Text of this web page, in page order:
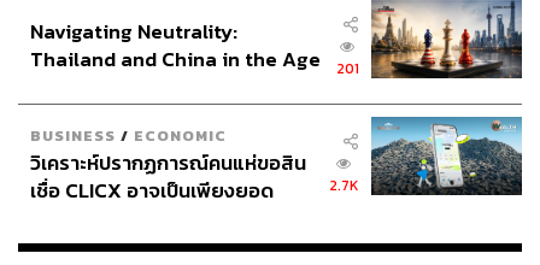
จึงกลายมาเป็นโครงการ ‘เด็กตื่นไฟ ปี 2’ ตอน ‘ทางเลือกใหม่
ไฟฟ้าจากพลังงานทดแทน จากขยะและชีวมวล ภายใต้ Core
Message Clean Energy for Life’ โครงการประกวดหนังสั้น
หรือคลิปไวรัลที่นำเอานิสิต นักศึกษา เยาวชนคนรุ่นใหม่ มา
เรียนรู้เรื่องพลังงานทดแทนผ่านกิจกรรมให้ความรู้ต่างๆ
อย่างการเข้าค่าย เยี่ยมชมโรงไฟฟ้าพลังงานขยะและโรง
ไฟฟ้าพลังงานชีวมวล เพื่อนำเอาความรู้ความเข้าใจดังกล่าว
ไฟฟ้าพลังงานขยะและโรงไฟฟ้าพลังงานชีวมวล เพื่อให้
Navigating Neutrality:
Thailand and China in the Age
201
BUSINESS / ECONOMIC
วิเคราะห์ปรากฏการณ์คนแห่ขอสิน
เชื่อ CLICX อาจเป็นเพียงยอด
เรือนไทยที่ถูกซุกไว้
2.7K